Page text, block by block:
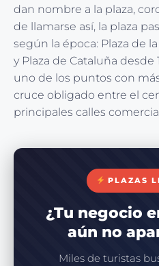
dan nombre a la plaza,
de llamarse así, la plaza
según la época: Plaza de
y Plaza de Cataluña desde
uno de los puntos con
cruce obligado entre el
principales calles
PLAZAS
¿Tu negocio
aún no
Miles de turistas